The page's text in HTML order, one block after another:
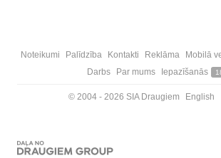
Noteikumi Palīdzība Kontakti Reklāma Mobilā
Darbs
Par mums Iepazīšanās
© 2004 - 2026 SIA Draugiem English